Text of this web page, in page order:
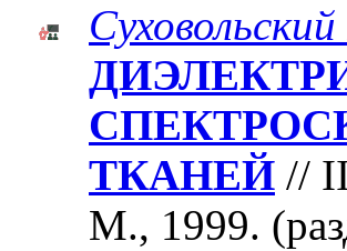
ТКАНЕЙ //
М., 1999.